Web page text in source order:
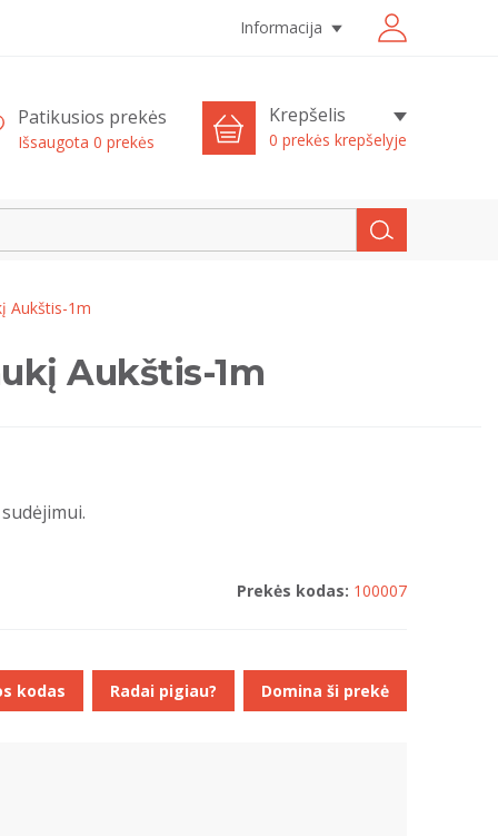
Informacija
Patikusios prekės
Išsaugota 0 prekės
Krepšelis
0 prekės krepšelyje
Aukštis-1m
Aukštis-1m
Prekės kodas: 100007
kodas Radai pigiau? Domina ši prekė